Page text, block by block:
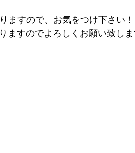
ますので、お気をつけ下さい！
ますのでよろしくお願い致しま